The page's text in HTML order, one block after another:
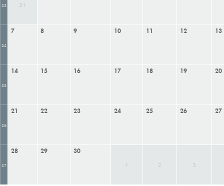
23 31
24
7 8 9 10 11 12 13
25
14 15 16 17 18 19 20
26
21 22 23 24 25 26 27
27
28 29 30
1 2 3